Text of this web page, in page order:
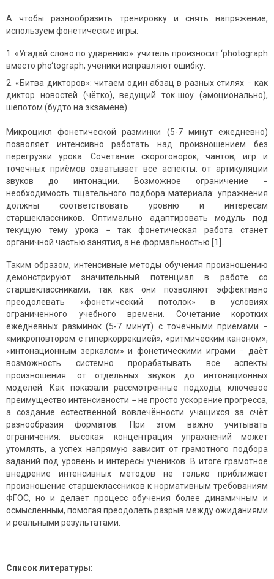
А чтобы разнообразить тренировку и снять напряжение,
используем фонетические игры:
«Угадай слово по ударению»: учитель произносит ‘photograph
вместо pho‘tograph, ученики исправляют ошибку.
«Битва дикторов»: читаем один абзац в разных стилях − как
диктор новостей (чётко), ведущий ток‑шоу (эмоционально),
шёпотом (будто на экзамене).
Микроцикл фонетической разминки (5-7 минут ежедневно)
позволяет интенсивно работать над произношением без
перегрузки урока. Сочетание скороговорок, чантов, игр и
точечных приёмов охватывает все аспекты: от артикуляции
звуков до интонации. Возможное ограничение −
необходимость тщательного подбора материала: упражнения
должны соответствовать уровню и интересам
старшеклассников. Оптимально адаптировать модуль под
текущую тему урока − так фонетическая работа станет
органичной частью занятия, а не формальностью [1].
Таким образом, интенсивные методы обучения произношению
демонстрируют значительный потенциал в работе со
старшеклассниками, так как они позволяют эффективно
преодолевать «фонетический потолок» в условиях
ограниченного учебного времени. Сочетание коротких
ежедневных разминок (5-7 минут) с точечными приёмами −
«микроповтором с гиперкоррекцией», «ритмическим каноном»,
«интонационным зеркалом» и фонетическими играми − даёт
возможность системно прорабатывать все аспекты
произношения: от отдельных звуков до интонационных
моделей. Как показали рассмотренные подходы, ключевое
преимущество интенсивности − не просто ускорение прогресса,
а создание естественной вовлечённости учащихся за счёт
разнообразия форматов. При этом важно учитывать
ограничения: высокая концентрация упражнений может
утомлять, а успех напрямую зависит от грамотного подбора
заданий под уровень и интересы учеников. В итоге грамотное
внедрение интенсивных методов не только приближает
произношение старшеклассников к нормативным требованиям
ФГОС, но и делает процесс обучения более динамичным и
осмысленным, помогая преодолеть разрыв между ожиданиями
и реальными результатами.
Список литературы: